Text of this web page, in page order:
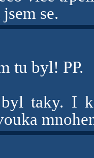
se.
tu byl! PP.
taky. I